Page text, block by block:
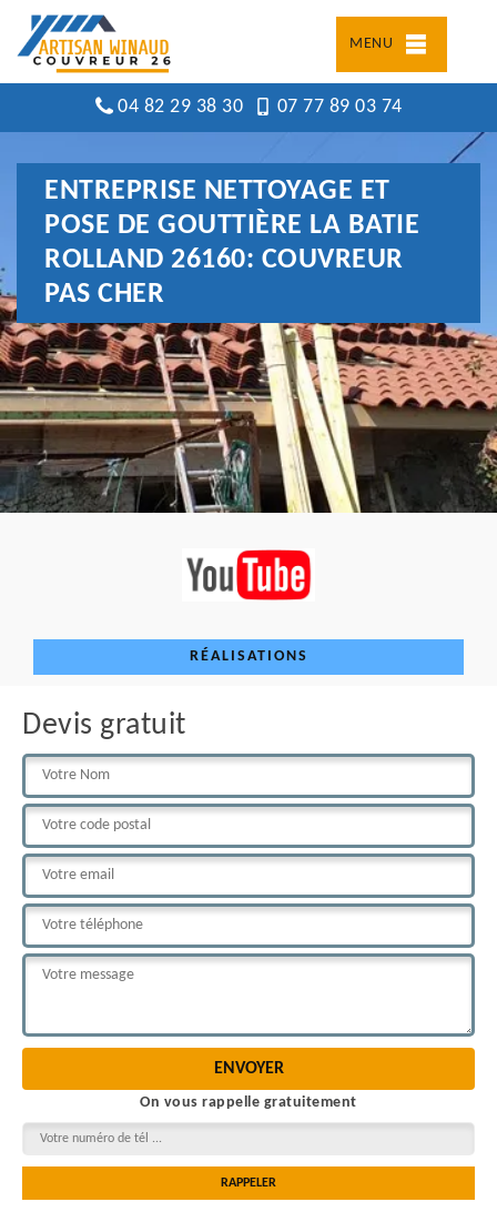
MENU
04 82 29 38 30 07 77 89 03 74
ENTREPRISE NETTOYAGE ET
POSE DE GOUTTIÈRE LA BATIE
ROLLAND 26160: COUVREUR
PAS CHER
RÉALISATIONS
Devis gratuit
On vous rappelle gratuitement